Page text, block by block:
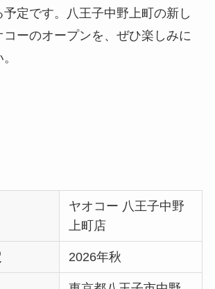
定です。八王子中野上町の新し
ーのオープンを、ぜひ楽しみに
ヤオコー 八王子中野
上町店
2026年秋